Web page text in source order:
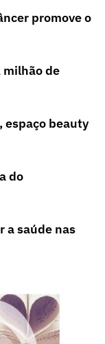
promove o
milhão de
espaço beauty
do
a saúde nas